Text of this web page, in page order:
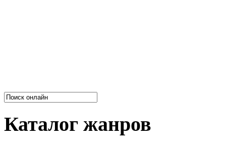
Каталог жанров